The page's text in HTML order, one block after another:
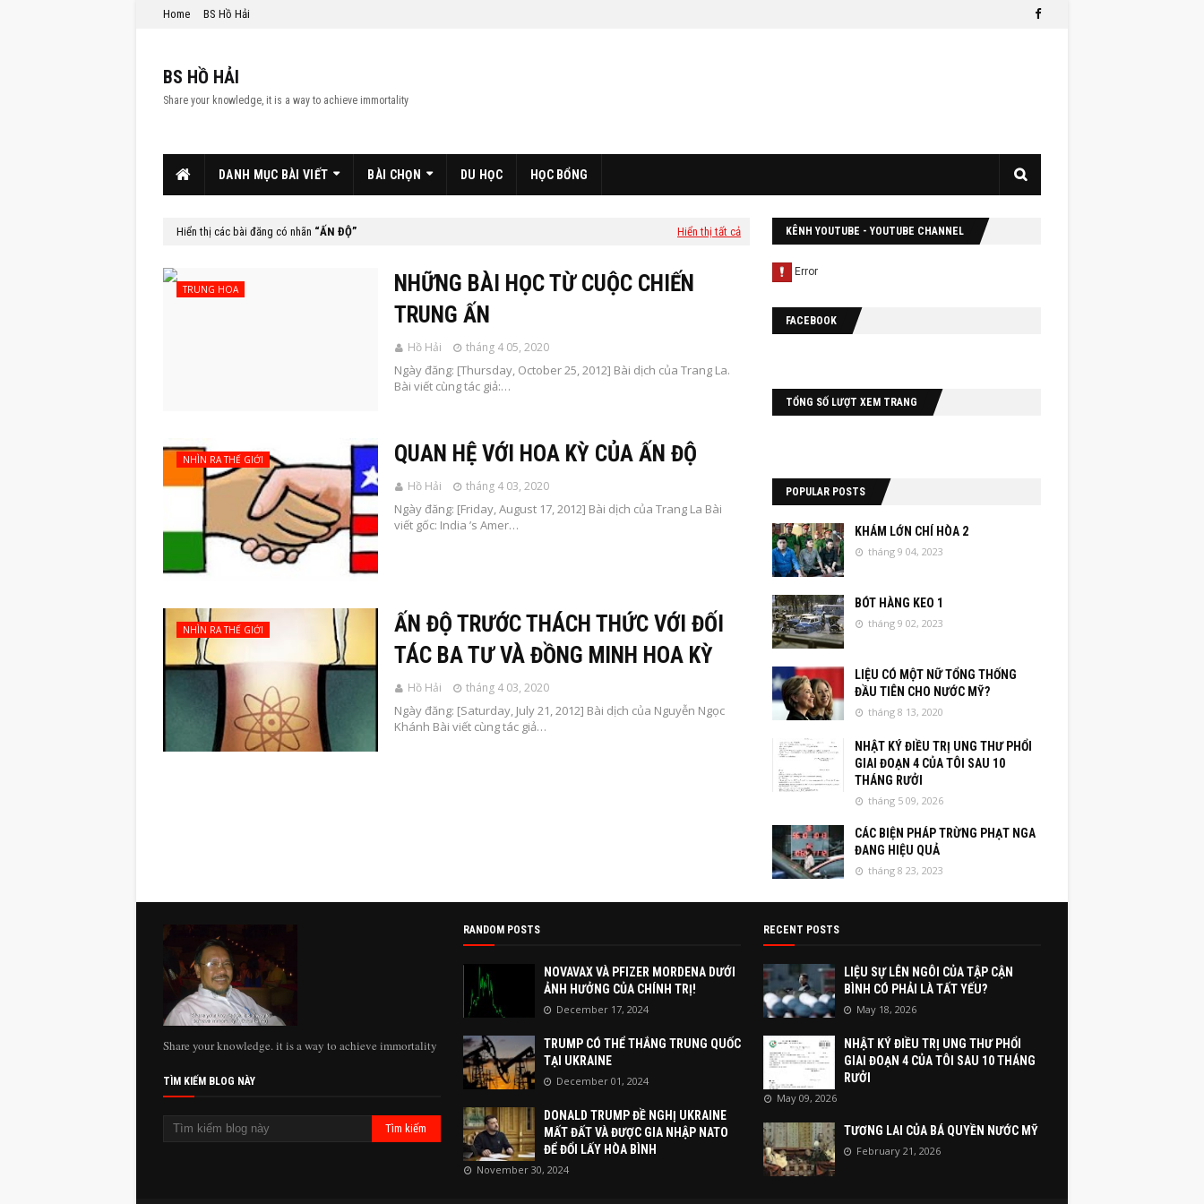
Home BS Hồ Hải
BS HỒ HẢI
Share your knowledge, it is a way to achieve immortality
DANH MỤC BÀI VIẾT BÀI CHỌN DU HỌC HỌC BỔNG
Hiển thị các bài đăng có nhãn ẤN ĐỘ Hiển thị tất cả
TRUNG HOA
NHỮNG BÀI HỌC TỪ CUỘC CHIẾN
TRUNG ẤN
Hồ Hải tháng 4 05, 2020
Ngày đăng: [Thursday, October 25, 2012] Bài dịch của Trang La.
Bài viết cùng tác giả:…
NHÌN RA THẾ GIỚI QUAN HỆ VỚI HOA KỲ CỦA ẤN ĐỘ
Hồ Hải tháng 4 03, 2020
Ngày đăng: [Friday, August 17, 2012] Bài dịch của Trang La Bài
viết gốc: India ’s Amer…
NHÌN RA THẾ GIỚI
ẤN ĐỘ TRƯỚC THÁCH THỨC VỚI ĐỐI
TÁC BA TƯ VÀ ĐỒNG MINH HOA KỲ
Hồ Hải tháng 4 03, 2020
Ngày đăng: [Saturday, July 21, 2012] Bài dịch của Nguyễn Ngọc
Khánh Bài viết cùng tác giả…
KÊNH YOUTUBE - YOUTUBE CHANNEL
FACEBOOK
TỔNG SỐ LƯỢT XEM TRANG
POPULAR POSTS
KHÁM LỚN CHÍ HÒA 2
tháng 9 04, 2023
BÓT HÀNG KEO 1
tháng 9 02, 2023
LIỆU CÓ MỘT NỮ TỔNG THỐNG
ĐẦU TIÊN CHO NƯỚC MỸ?
tháng 8 13, 2020
NHẬT KÝ ĐIỀU TRỊ UNG THƯ PHỔI
GIAI ĐOẠN 4 CỦA TÔI SAU 10
THÁNG RƯỞI
tháng 5 09, 2026
CÁC BIỆN PHÁP TRỪNG PHẠT NGA
ĐANG HIỆU QUẢ
tháng 8 23, 2023
Share your knowledge. it is a way to achieve immortality
TÌM KIẾM BLOG NÀY
RANDOM POSTS
NOVAVAX VÀ PFIZER MORDENA DƯỚI
ẢNH HƯỞNG CỦA CHÍNH TRỊ!
December 17, 2024
TRUMP CÓ THỂ THẮNG TRUNG QUỐC
TẠI UKRAINE
December 01, 2024
DONALD TRUMP ĐỀ NGHỊ UKRAINE
MẤT ĐẤT VÀ ĐƯỢC GIA NHẬP NATO
ĐỂ ĐỔI LẤY HÒA BÌNH
November 30, 2024
RECENT POSTS
LIỆU SỰ LÊN NGÔI CỦA TẬP CẬN
BÌNH CÓ PHẢI LÀ TẤT YẾU?
May 18, 2026
NHẬT KÝ ĐIỀU TRỊ UNG THƯ PHỔI
GIAI ĐOẠN 4 CỦA TÔI SAU 10 THÁNG
RƯỞI
May 09, 2026
TƯƠNG LAI CỦA BÁ QUYỀN NƯỚC MỸ
February 21, 2026